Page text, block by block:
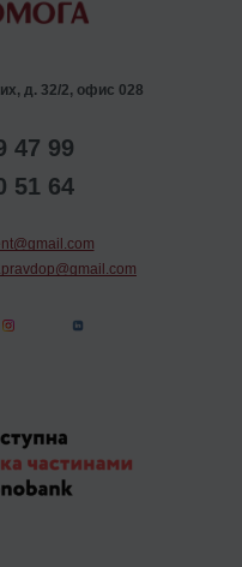
д. 32/2, офис 028
47 99
51 64